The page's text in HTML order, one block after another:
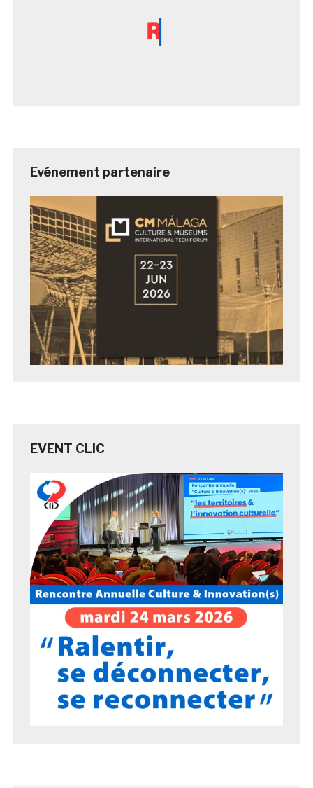
Evénement partenaire
EVENT CLIC